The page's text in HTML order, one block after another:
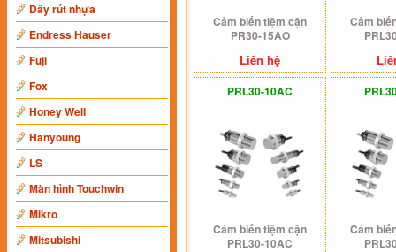
Dây rút nhựa
Endress Hauser
Fuji
Fox
Honey Well
Hanyoung
LS
Màn hình Touchwin
Mikro
Mitsubishi
Cảm biến tiệm cận
PR30-15AO
Liên hệ
Cảm
PRL30-10AC
Cảm biến tiệm cận
PRL30-10AC
Cảm